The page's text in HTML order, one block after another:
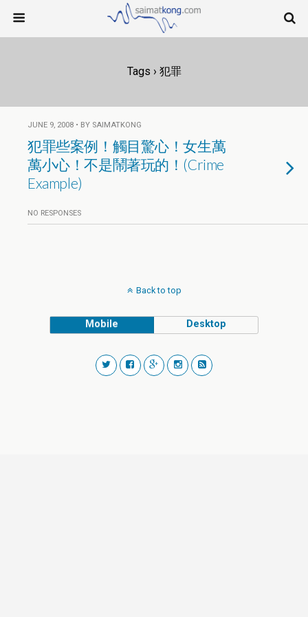
Tags › 犯罪
JUNE 9, 2008 • BY SAIMATKONG
犯罪些案例！觸目驚心！女生萬
萬小心！不是鬧著玩的！(Crime
Example)
NO RESPONSES
Back to top
Mobile Desktop